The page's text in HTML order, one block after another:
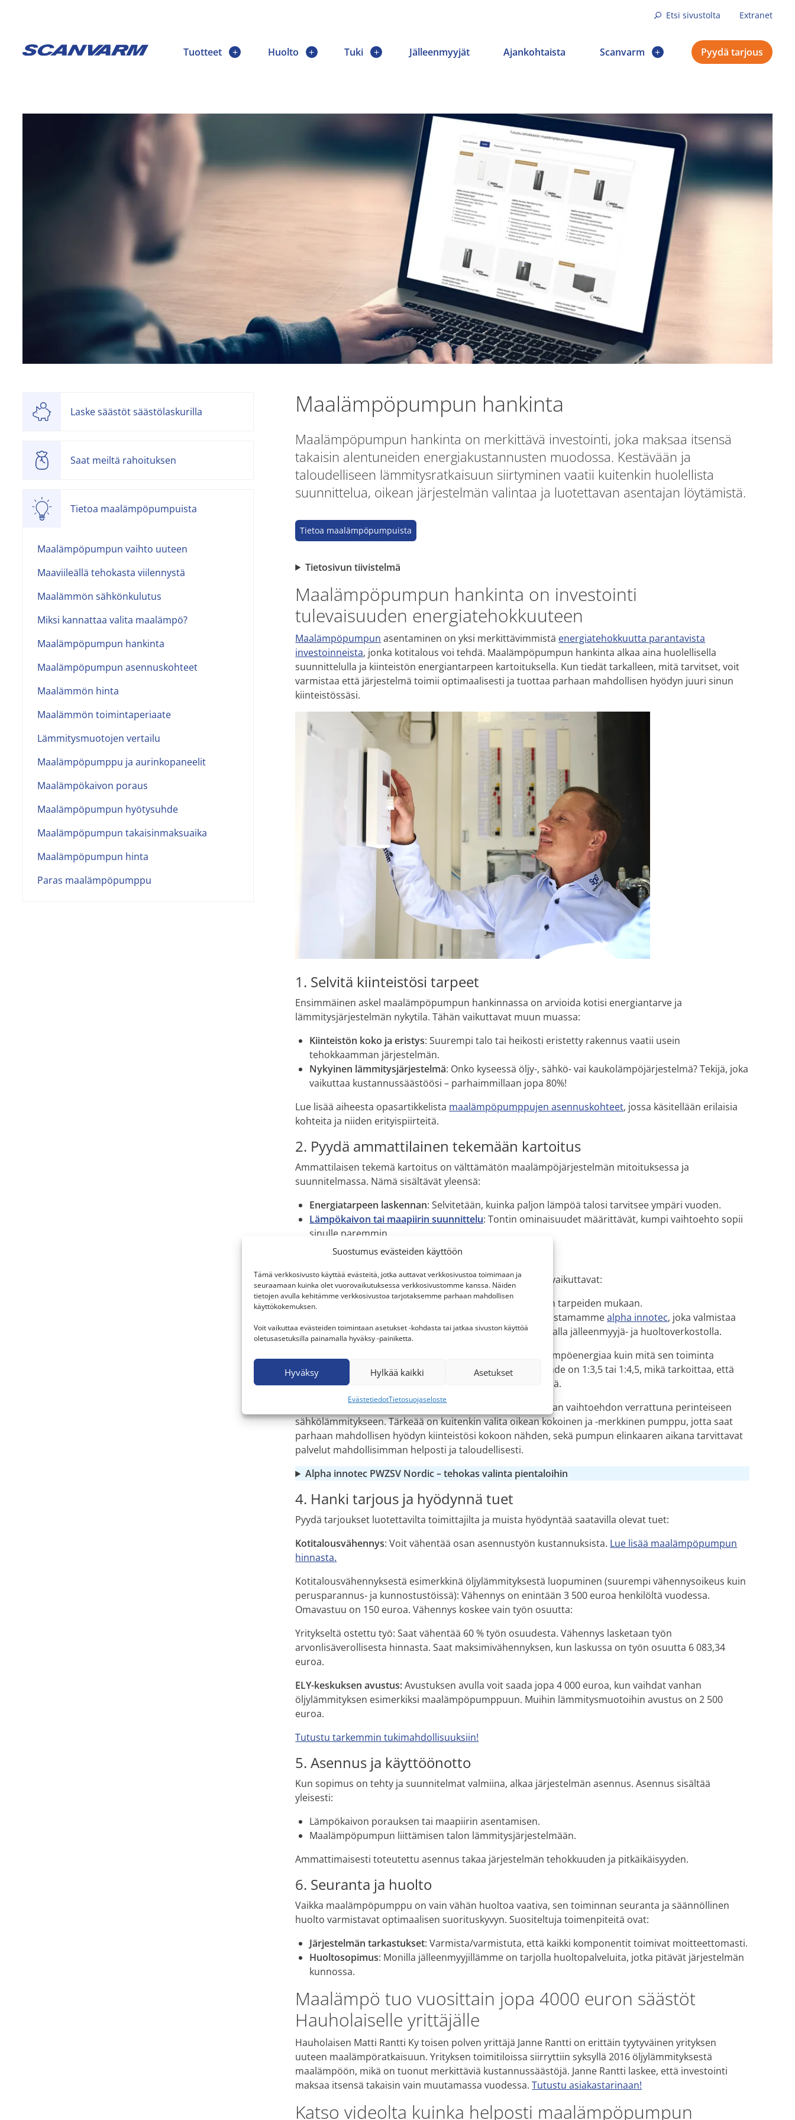
Suostumus evästeiden käyttöön
Tämä verkkosivusto käyttää evästeitä, jotka auttavat verkkosivustoa toimimaan ja
seuraamaan kuinka olet vuorovaikutuksessa verkkosivustomme kanssa. Näiden
tietojen avulla kehitämme verkkosivustoa tarjotaksemme parhaan mahdollisen
käyttökokemuksen.
Voit vaikuttaa evästeiden toimintaan asetukset -kohdasta tai jatkaa sivuston käyttöä
oletusasetuksilla painamalla hyväksy -painiketta.
Hyväksy Hylkää kaikki Asetukset
EvästetiedotTietosuojaseloste
Etsi sivustolta Extranet
Tuotteet Huolto Tuki Jälleenmyyjät Ajankohtaista Scanvarm Pyydä tarjous
Maalämpöpumpun hankinta
Maalämpöpumpun hankinta on merkittävä investointi, joka maksaa itsensä
takaisin alentuneiden energiakustannusten muodossa. Kestävään ja
taloudelliseen lämmitysratkaisuun siirtyminen vaatii kuitenkin huolellista
suunnittelua, oikean järjestelmän valintaa ja luotettavan asentajan löytämistä.
Tietoa maalämpöpumpuista
Tietosivun tiivistelmä
Maalämpöpumpun hankinta on investointi
tulevaisuuden energiatehokkuuteen
Maalämpöpumpun asentaminen on yksi merkittävimmistä energiatehokkuutta parantavista
investoinneista, jonka kotitalous voi tehdä. Maalämpöpumpun hankinta alkaa aina huolellisella
suunnittelulla ja kiinteistön energiantarpeen kartoituksella. Kun tiedät tarkalleen, mitä tarvitset, voit
varmistaa että järjestelmä toimii optimaalisesti ja tuottaa parhaan mahdollisen hyödyn juuri sinun
kiinteistössäsi.
1. Selvitä kiinteistösi tarpeet
Ensimmäinen askel maalämpöpumpun hankinnassa on arvioida kotisi energiantarve ja
lämmitysjärjestelmän nykytila. Tähän vaikuttavat muun muassa:
Kiinteistön koko ja eristys: Suurempi talo tai heikosti eristetty rakennus vaatii usein
tehokkaamman järjestelmän.
Nykyinen lämmitysjärjestelmä: Onko kyseessä öljy-, sähkö- vai kaukolämpöjärjestelmä? Tekijä, joka
vaikuttaa kustannussäästöösi – parhaimmillaan jopa 80%!
Lue lisää aiheesta opasartikkelista maalämpöpumppujen asennuskohteet, jossa käsitellään erilaisia
kohteita ja niiden erityispiirteitä.
2. Pyydä ammattilainen tekemään kartoitus
Ammattilaisen tekemä kartoitus on välttämätön maalämpöjärjestelmän mitoituksessa ja
suunnitelmassa. Nämä sisältävät yleensä:
Energiatarpeen laskennan: Selvitetään, kuinka paljon lämpöä talosi tarvitsee ympäri vuoden.
Lämpökaivon tai maapiirin suunnittelu: Tontin ominaisuudet määrittävät, kumpi vaihtoehto sopii
sinulle paremmin.
3. Valitse sopiva maalämpöpumppu
Kaikki maalämpöpumput eivät ole samanlaisia. Valintaan vaikuttavat:
Tehokkuus
: Pumppu tulee mitoittaa tarkasti kiinteistön tarpeiden mukaan.
: Valitse luotettava valmistaja, kuten edustamammealpha innotec, joka valmistaa
korkealaatuisia ja pitkäikäisiä maalämpöpumppuja laajalla jälleenmyyjä- ja huoltoverkostolla.
Maalämpöpumppu tuottaa moninkertaisesti enemmän lämpöenergiaa kuin mitä sen toiminta
kuluttaa sähköä. Tyypillisesti maalämpöpumpun hyötysuhde on 1:3,5 tai 1:4,5, mikä tarkoittaa, että
yksi kilowatti sähköä voi tuottaa jopa yli 4 kilowattia lämpöä.
Tämä tekee maalämmöstä huomattavasti taloudellisemman vaihtoehdon verrattuna perinteiseen
sähkölämmitykseen. Tärkeää on kuitenkin valita oikean kokoinen ja -merkkinen pumppu, jotta saat
parhaan mahdollisen hyödyn kiinteistösi kokoon nähden, sekä pumpun elinkaaren aikana tarvittavat
palvelut mahdollisimman helposti ja taloudellisesti.
Alpha innotec PWZSV Nordic – tehokas valinta pientaloihin
4. Hanki tarjous ja hyödynnä tuet
Pyydä tarjoukset luotettavilta toimittajilta ja muista hyödyntää saatavilla olevat tuet:
Kotitalousvähennys: Voit vähentää osan asennustyön kustannuksista. Lue lisää maalämpöpumpun
hinnasta.
Kotitalousvähennyksestä esimerkkinä öljylämmityksestä luopuminen (suurempi vähennysoikeus kuin
perusparannus- ja kunnostustöissä): Vähennys on enintään 3 500 euroa henkilöltä vuodessa.
Omavastuu on 150 euroa. Vähennys koskee vain työn osuutta:
Yritykseltä ostettu työ: Saat vähentää 60 % työn osuudesta. Vähennys lasketaan työn
arvonlisäverollisesta hinnasta. Saat maksi­mivähennyksen, kun laskussa on työn osuutta 6 083,34
euroa.
ELY-keskuksen avustus:Avustuksen avulla voit saada jopa 4 000 euroa, kun vaihdat vanhan
öljylämmityksen esimerkiksi maalämpöpumppuun. Muihin lämmitysmuotoihin avustus on 2 500
euroa.
Tutustu tarkemmin tukimahdollisuuksiin!
5. Asennus ja käyttöönotto
Kun sopimus on tehty ja suunnitelmat valmiina, alkaa järjestelmän asennus. Asennus sisältää
yleisesti:
Lämpökaivon porauksen tai maapiirin asentamisen.
Maalämpöpumpun liittämisen talon lämmitysjärjestelmään.
Ammattimaisesti toteutettu asennus takaa järjestelmän tehokkuuden ja pitkäikäisyyden.
6. Seuranta ja huolto
Vaikka maalämpöpumppu on vain vähän huoltoa vaativa, sen toiminnan seuranta ja säännöllinen
huolto varmistavat optimaalisen suorituskyvyn. Suositeltuja toimenpiteitä ovat:
Järjestelmän tarkastukset: Varmista/varmistuta, että kaikki komponentit toimivat moitteettomasti.
Huoltosopimus: Monilla jälleenmyyjillämme on tarjolla huoltopalveluita, jotka pitävät järjestelmän
kunnossa.
Maalämpö tuo vuosittain jopa 4000 euron säästöt
Hauholaiselle yrittäjälle
Hauholaisen Matti Rantti Ky toisen polven yrittäjä Janne Rantti on erittäin tyytyväinen yrityksen
uuteen maalämpöratkaisuun. Yrityksen toimitiloissa siirryttiin syksyllä 2016 öljylämmityksestä
maalämpöön, mikä on tuonut merkittäviä kustannussäästöjä. Janne Rantti laskee, että investointi
maksaa itsensä takaisin vain muutamassa vuodessa.Tutustu asiakastarinaan!
Katso videolta kuinka helposti maalämpöpumpun
Laske säästöt säästölaskurilla
Saat meiltä rahoituksen
Tietoa maalämpöpumpuista
Maalämpöpumpun vaihto uuteen
Maaviileällä tehokasta viilennystä
Maalämmön sähkönkulutus
Miksi kannattaa valita maalämpö?
Maalämpöpumpun hankinta
Maalämpöpumpun asennuskohteet
Maalämmön hinta
Maalämmön toimintaperiaate
Lämmitysmuotojen vertailu
Maalämpöpumppu ja aurinkopaneelit
Maalämpökaivon poraus
Maalämpöpumpun hyötysuhde
Maalämpöpumpun takaisinmaksuaika
Maalämpöpumpun hinta
Paras maalämpöpumppu